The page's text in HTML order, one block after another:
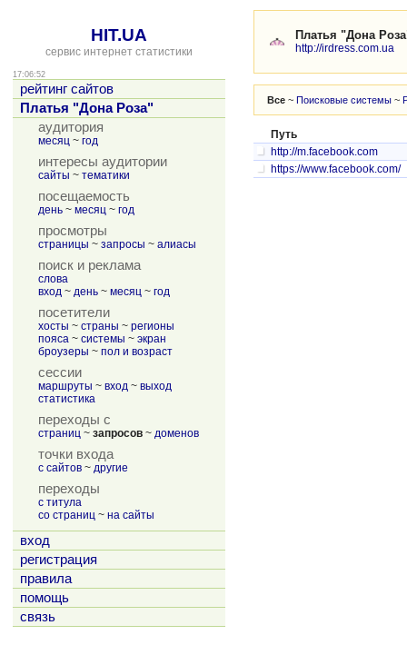
HIT.UA
сервис интернет статистики
17:06:52
рейтинг сайтов
Платья "Дона Роза"
аудитория
месяц ~ год
интересы аудитории
сайты ~ тематики
посещаемость
день ~ месяц ~ год
просмотры
страницы ~ запросы ~ алиасы
поиск и реклама
слова
вход ~ день ~ месяц ~ год
посетители
хосты ~ страны ~ регионы
пояса ~ системы ~ экран
броузеры ~ пол и возраст
сессии
маршруты ~ вход ~ выход
статистика
переходы с
страниц ~ запросов ~ доменов
точки входа
с сайтов ~ другие
переходы
с титула
со страниц ~ на сайты
вход
регистрация
правила
помощь
связь
Платья "Дона
http://irdress.com.ua
Все ~ Поисковые системы ~
Путь
http://m.facebook.com
https://www.facebook.com/